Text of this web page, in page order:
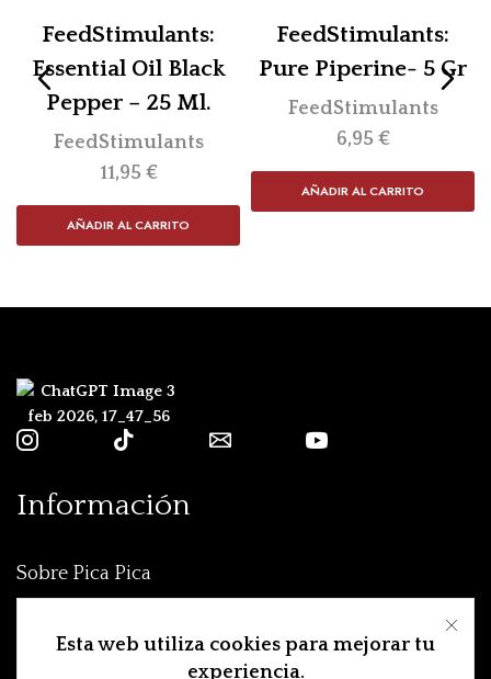
FeedStimulants:
Essential Oil Black
Pepper – 25 Ml.
FeedStimulants
11,95 €
AÑADIR AL CARRITO
FeedStimulants:
Pure Piperine- 5 Gr
FeedStimulants
6,95 €
AÑADIR AL CARRITO
Información
Sobre Pica Pica
Esta web utiliza cookies para mejorar tu
experiencia.